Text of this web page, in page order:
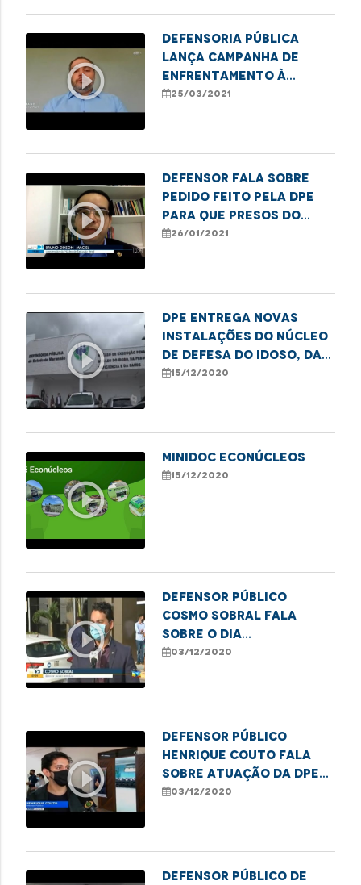
play_circle_outline
Defensoria Pública
lança campanha de
enfrentamento à
violência sexual
25/03/2021
play_circle_outline
Defensor fala sobre
pedido feito pela DPE
para que presos do
grupo de risco cumpram
26/01/2021
play_circle_outline
DPE entrega novas
instalações do Núcleo
de Defesa do Idoso, da
Pessoa com Deficiência
15/12/2020
play_circle_outline
MINIDOC ECONÚCLEOS
15/12/2020
play_circle_outline
Defensor Público
Cosmo Sobral fala
sobre o Dia
Internacional da
03/12/2020
play_circle_outline
Defensor Público
Henrique Couto fala
sobre atuação da DPE
na Semana de
03/12/2020
Defensor Público de